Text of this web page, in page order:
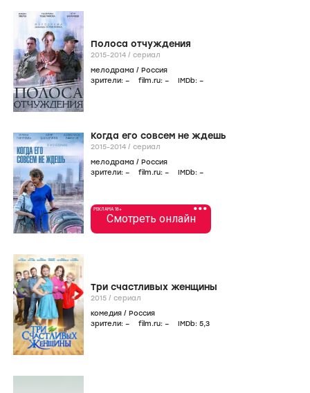
Полоса отчуждения
2015-2014 / сериал
мелодрама / Россия
зрители: – film.ru: – IMDb: –
Когда его совсем не ждешь
2015-2014 / сериал
мелодрама / Россия
зрители: – film.ru: – IMDb: –
•••
РЕКЛАМА 18+
Смотреть онлайн
Три счастливых женщины
2015 / сериал
комедия / Россия
зрители: – film.ru: – IMDb: 5,3